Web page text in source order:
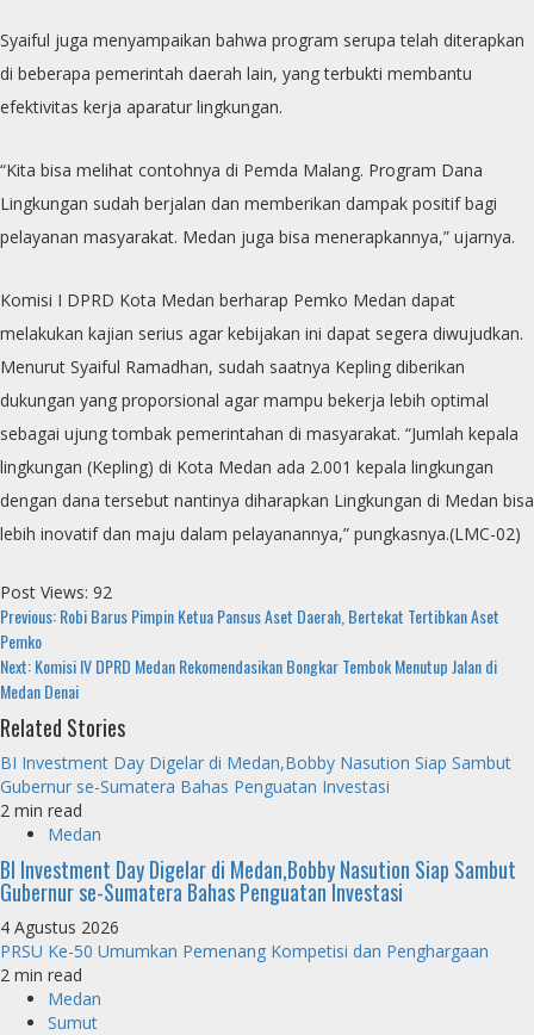
Syaiful juga menyampaikan bahwa program serupa telah diterapkan
di beberapa pemerintah daerah lain, yang terbukti membantu
efektivitas kerja aparatur lingkungan.
“Kita bisa melihat contohnya di Pemda Malang. Program Dana
Lingkungan sudah berjalan dan memberikan dampak positif bagi
pelayanan masyarakat. Medan juga bisa menerapkannya,” ujarnya.
Komisi I DPRD Kota Medan berharap Pemko Medan dapat
melakukan kajian serius agar kebijakan ini dapat segera diwujudkan.
Menurut Syaiful Ramadhan, sudah saatnya Kepling diberikan
dukungan yang proporsional agar mampu bekerja lebih optimal
sebagai ujung tombak pemerintahan di masyarakat. “Jumlah kepala
lingkungan (Kepling) di Kota Medan ada 2.001 kepala lingkungan
dengan dana tersebut nantinya diharapkan Lingkungan di Medan bisa
lebih inovatif dan maju dalam pelayanannya,” pungkasnya.(LMC-02)
Post Views: 92
Continue
Reading
Previous:Robi Barus Pimpin Ketua Pansus Aset Daerah, Bertekat Tertibkan Aset
Pemko
Next:Komisi IV DPRD Medan Rekomendasikan Bongkar Tembok Menutup Jalan di
Medan Denai
Related Stories
BI Investment Day Digelar di Medan,Bobby Nasution Siap Sambut
Gubernur se-Sumatera Bahas Penguatan Investasi
2 min read
Medan
BI Investment Day Digelar di Medan,Bobby Nasution Siap Sambut
Gubernur se-Sumatera Bahas Penguatan Investasi
4 Agustus 2026
PRSU Ke-50 Umumkan Pemenang Kompetisi dan Penghargaan
2 min read
Medan
Sumut